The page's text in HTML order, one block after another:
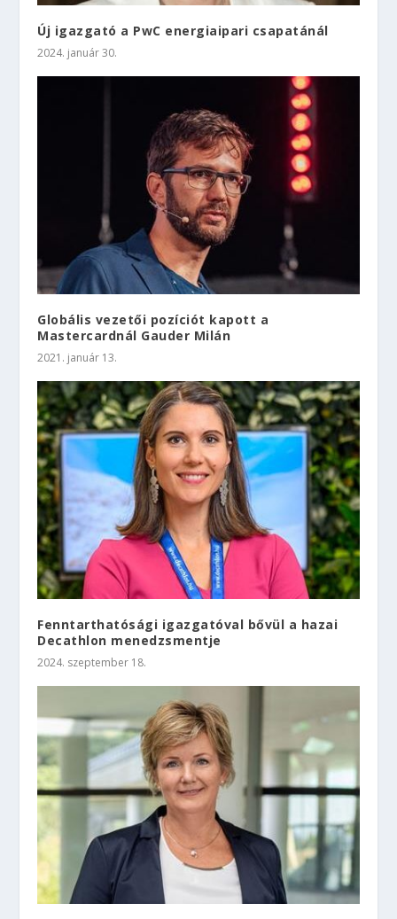
Új igazgató a PwC energiaipari csapatánál
2024. január 30.
Globális vezetői pozíciót kapott a
Mastercardnál Gauder Milán
2021. január 13.
Fenntarthatósági igazgatóval bővül a hazai
Decathlon menedzsmentje
2024. szeptember 18.